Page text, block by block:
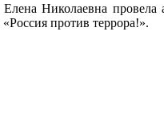
Николаевна провела
против террора!».